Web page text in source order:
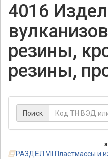
4016
резины,
резины,
Поиск
РАЗДЕЛ VII Пластмассы и